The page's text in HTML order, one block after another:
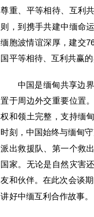
尊重、平等相待、互利
则，到携手共建中缅命
缅胞波情谊深厚，建交
国平等相待、互利共赢的
中国是缅甸共享边
置于周边外交重要位置
权和领土完整，支持缅
时刻，中国始终与缅甸
派出救援队、第一个救
国家。无论是自然灾害
友和伙伴。在此次会谈
讲好中缅互利合作故事。